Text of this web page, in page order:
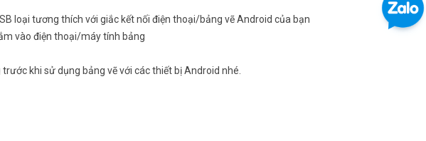
loại tương thích với giắc kết nối điện thoại/bảng vẽ Android của bạn
vào điện thoại/máy tính bảng
khi sử dụng bảng vẽ với các thiết bị Android nhé.